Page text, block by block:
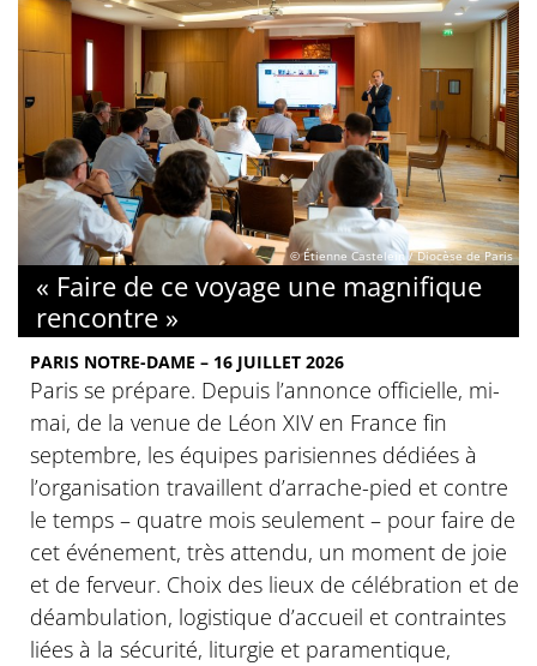
© Étienne Castelein / Diocèse de Paris
« Faire de ce voyage une magnifique
rencontre »
PARIS NOTRE-DAME – 16 JUILLET 2026
Paris se prépare. Depuis l’annonce officielle, mi-
mai, de la venue de Léon XIV en France fin
septembre, les équipes parisiennes dédiées à
l’organisation travaillent d’arrache-pied et contre
le temps – quatre mois seulement – pour faire de
cet événement, très attendu, un moment de joie
et de ferveur. Choix des lieux de célébration et de
déambulation, logistique d’accueil et contraintes
liées à la sécurité, liturgie et paramentique,